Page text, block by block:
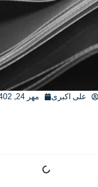
علی اکبری مهر 24, 1402